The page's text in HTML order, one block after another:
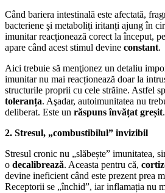
Când bariera intestinală este afectată,
bacteriene şi metaboliți iritanți ajung în
imunitar reacționează corect la început,
apare când acest stimul devine constant.
Aici trebuie să menţionez un detaliu
imunitar nu mai reacționează doar la
structurile proprii cu cele străine. Astfel
toleranța. Aşadar, autoimunitatea nu
deliberat. Este un răspuns învățat greșit.
2. Stresul, „combustibilul” invizibil
Stresul cronic nu „slăbește” imunitatea,
o decalibrează. Aceasta pentru că,
devine ineficient când este prezent prea
Receptorii se „închid”, iar inflamația nu